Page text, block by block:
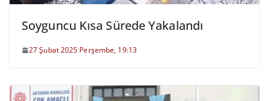
Soyguncu Kısa Sürede Yakalandı
27 Şubat 2025 Perşembe, 19:13